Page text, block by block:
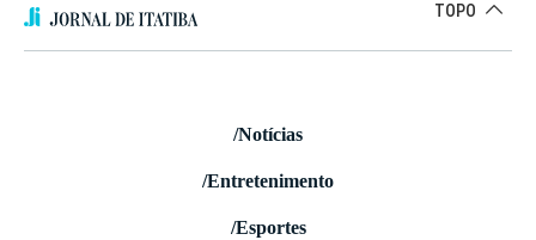
TOPO
/Notícias
/Entretenimento
/Esportes